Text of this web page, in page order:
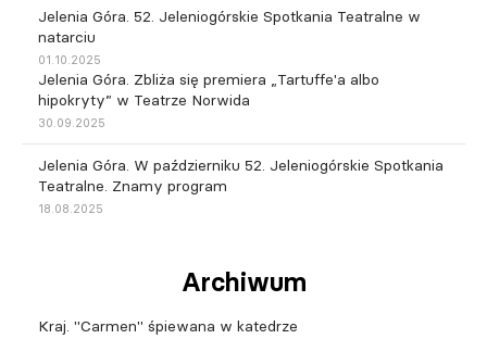
Jelenia Góra. 52. Jeleniogórskie Spotkania Teatralne w
natarciu
01.10.2025
Jelenia Góra. Zbliża się premiera „Tartuffe'a albo
hipokryty” w Teatrze Norwida
30.09.2025
Jelenia Góra. W październiku 52. Jeleniogórskie Spotkania
Teatralne. Znamy program
18.08.2025
Archiwum
Kraj. "Carmen" śpiewana w katedrze